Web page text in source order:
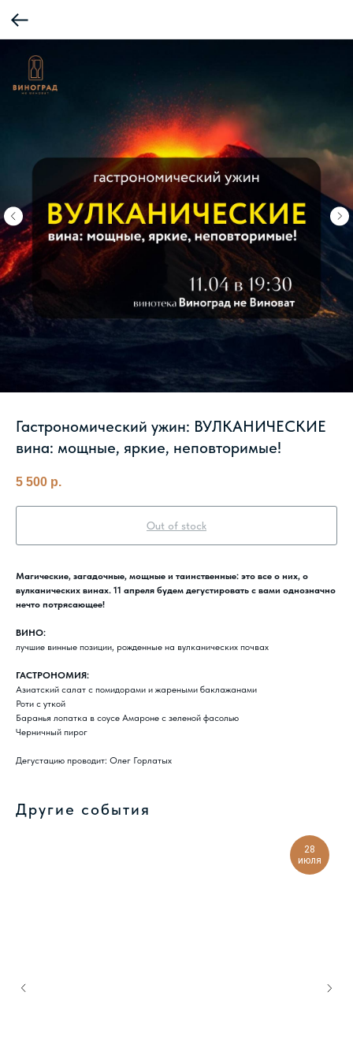
Гастрономический ужин: ВУЛКАНИЧЕСКИЕ
вина: мощные, яркие, неповторимые!
5 500 р.
Out of stock
Магические, загадочные, мощные и таинственные: это все о них, о
вулканических винах. 11 апреля будем дегустировать с вами однозначно
нечто потрясающее!
ВИНО:
лучшие винные позиции, рожденные на вулканических почвах
ГАСТРОНОМИЯ:
Азиатский салат с помидорами и жареными баклажанами
Роти с уткой
Баранья лопатка в соусе Амароне с зеленой фасолью
Черничный пирог
Дегустацию проводит: Олег Горлатых
Другие события
28
июля